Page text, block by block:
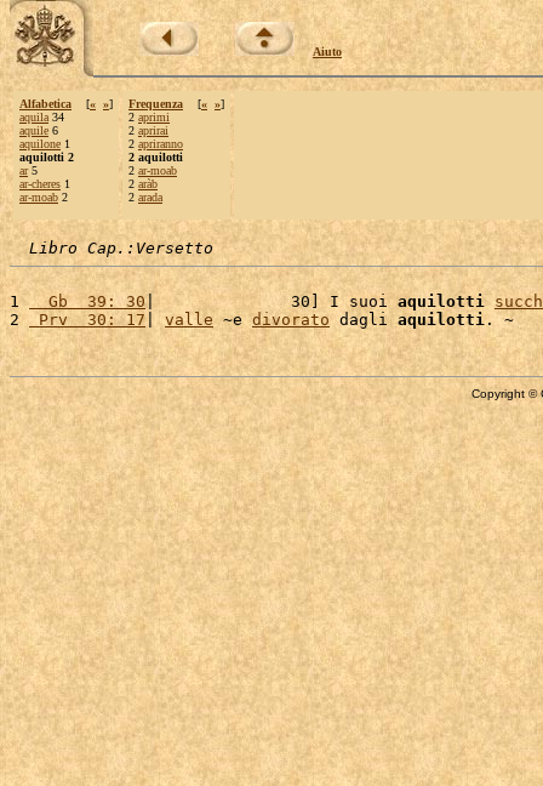
Aiuto
Alfabetica [« »]
aquila 34
aquile 6
aquilone 1
aquilotti 2
ar5
ar-cheres 1
ar-moab 2
Frequenza [« »]
2 aprimi
2 aprirai
2 apriranno
2 aquilotti
2 ar-moab
2 aràb
2 arada
Libro Cap.:Versetto
1
  Gb  39: 30
|              30] I suoi aquilotti
2
Prv  30: 17 valle ~e divorato dagli aquilotti
Copyright ©